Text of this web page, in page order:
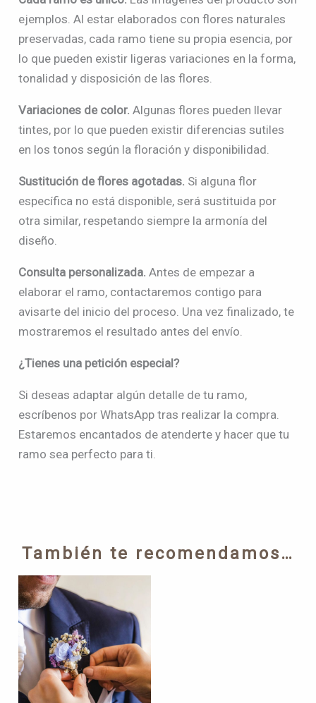
ejemplos. Al estar elaborados con flores naturales
preservadas, cada ramo tiene su propia esencia, por
lo que pueden existir ligeras variaciones en la forma,
tonalidad y disposición de las flores.
Variaciones de color. Algunas flores pueden llevar
tintes, por lo que pueden existir diferencias sutiles
en los tonos según la floración y disponibilidad.
Sustitución de flores agotadas. Si alguna flor
específica no está disponible, será sustituida por
otra similar, respetando siempre la armonía del
diseño.
Consulta personalizada. Antes de empezar a
elaborar el ramo, contactaremos contigo para
avisarte del inicio del proceso. Una vez finalizado, te
mostraremos el resultado antes del envío.
¿Tienes una petición especial?
Si deseas adaptar algún detalle de tu ramo,
escríbenos por WhatsApp tras realizar la compra.
Estaremos encantados de atenderte y hacer que tu
ramo sea perfecto para ti.
También te recomendamos…